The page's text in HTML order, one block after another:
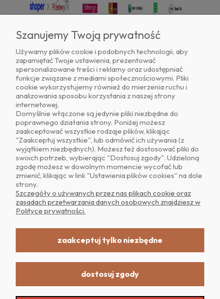
Znajdź nas na
O NAS
OBSŁUGA KLIENTA
POMOC
MOJE KONTO
Realizacja: Dpl Agency -Szablony Shoper
Szanujemy Twoją prywatność
Używamy plików cookie i podobnych technologii, aby
zapamiętać Twoje ustawienia, prezentować
spersonalizowane treści i reklamy oraz udostępniać
funkcje związane z mediami społecznościowymi. Pliki
cookie wykorzystujemy również do mierzenia ruchu i
analizowania sposobu korzystania z naszej strony
internetowej.
Domyślnie włączone są jedynie pliki niezbędne do
poprawnego działania strony. Poniżej możesz
zaakceptować wszystkie rodzaje plików, klikając
"Zaakceptuj wszystkie", lub odmówić ich używania (z
wyjątkiem niezbędnych). Możesz też dostosować pliki do
swoich potrzeb, wybierając "Dostosuj zgody". Udzieloną
zgodę możesz w dowolnym momencie wycofać lub
zmienić, klikając w link "Ustawienia plików cookies" na dole
strony.
Szczegóły o używanych przez nas plikach cookie oraz
zasadach przetwarzania danych osobowych znajdziesz w
Polityce prywatności.
zaakceptuj tylko niezbędne
dostosuj zgody